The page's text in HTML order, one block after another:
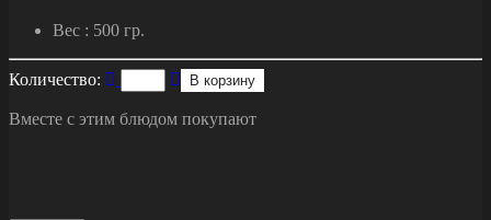
Вес : 500 гр.
Количество: В корзину
Вместе с этим блюдом покупают